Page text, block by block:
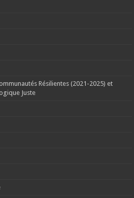
Résilientes (2021-2025) et
Juste